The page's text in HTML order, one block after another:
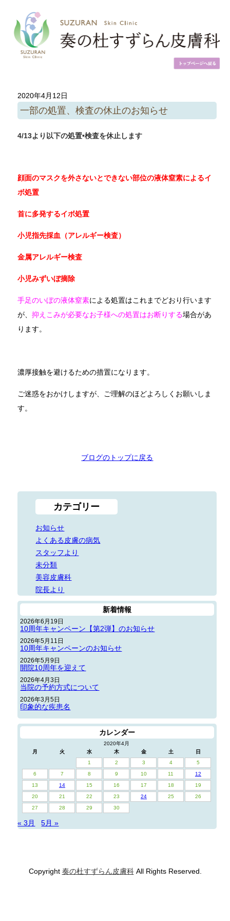
2020年4月12日
一部の処置、検査の休止のお知らせ
4/13より以下の処置•検査を休止します
顔面のマスクを外さないとできない部位の液体窒素によるイ
ボ処置
首に多発するイボ処置
小児指先採血（アレルギー検査）
金属アレルギー検査
小児みずいぼ摘除
手足のいぼの液体窒素による処置はこれまでどおり行います
が、抑えこみが必要なお子様への処置はお断りする場合があ
ります。
濃厚接触を避けるための措置になります。
ご迷惑をおかけしますが、ご理解のほどよろしくお願いしま
す。
ブログのトップに戻る
カテゴリー
お知らせ
よくある皮膚の病気
スタッフより
未分類
美容皮膚科
院長より
新着情報
2026年6月19日
10周年キャンペーン【第2弾】のお知らせ
2026年5月11日
10周年キャンペーンのお知らせ
2026年5月9日
開院10周年を迎えて
2026年4月3日
当院の予約方式について
2026年3月5日
印象的な疾患名
カレンダー
2020年4月
月
火 水 木 金 土
日
1
2 3 4
5
6
7 8 9 10 11
12
13
14 15 16 17 18
19
20
21 22 23 24 25
26
27
28 29 30
« 3月 5月 »
Copyright 奏の杜すずらん皮膚科All Rights Reserved.